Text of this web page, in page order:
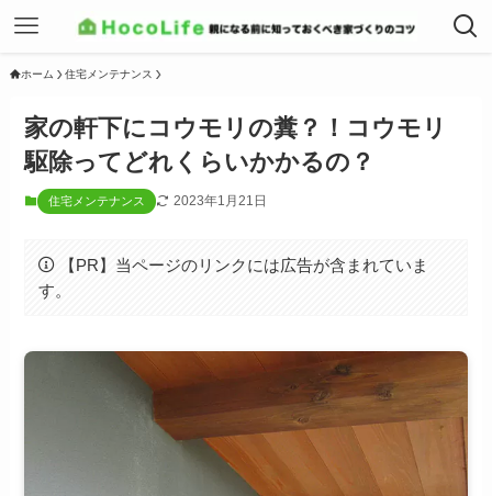
ホーム 住宅メンテナンス
家の軒下にコウモリの糞？！コウモリ
駆除ってどれくらいかかるの？
住宅メンテナンス 2023年1月21日
【PR】当ページのリンクには広告が含まれていま
す。